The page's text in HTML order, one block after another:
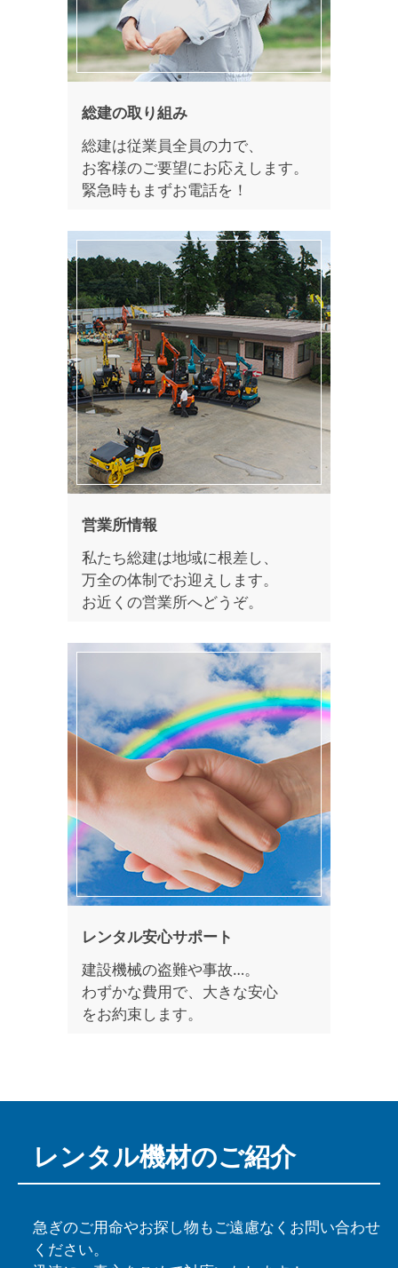
総建の取り組み
総建は従業員全員の力で、
お客様のご要望にお応えします。
緊急時もまずお電話を！
営業所情報
私たち総建は地域に根差し、
万全の体制でお迎えします。
お近くの営業所へどうぞ。
レンタル安心サポート
建設機械の盗難や事故…。
わずかな費用で、大きな安心
をお約束します。
レンタル機材のご紹介
急ぎのご用命やお探し物もご遠慮なくお問い合わせ
ください。